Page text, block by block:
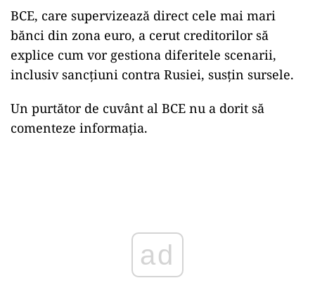
BCE, care supervizează direct cele mai mari
bănci din zona euro, a cerut creditorilor să
explice cum vor gestiona diferitele scenarii,
inclusiv sancţiuni contra Rusiei, susţin sursele.
Un purtător de cuvânt al BCE nu a dorit să
comenteze informaţia.